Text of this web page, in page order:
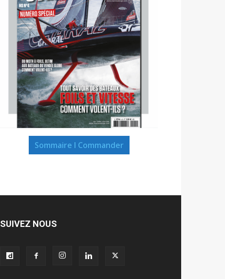
Sommaire I Commander
SUIVEZ NOUS